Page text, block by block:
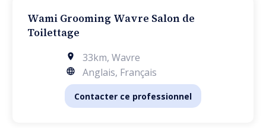
Wami Grooming Wavre Salon de
Toilettage
33km, Wavre
Anglais, Français
Contacter ce professionnel